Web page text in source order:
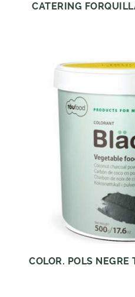
CATERING
COLOR. POLS NEGRE